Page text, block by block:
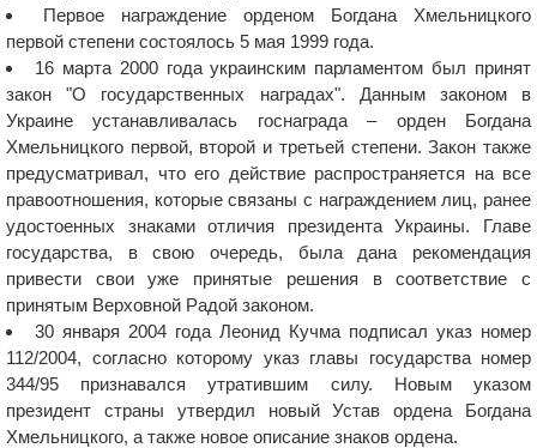
Первое награждение орденом Богдана Хмельницкого
первой степени состоялось 5 мая 1999 года.
16 марта 2000 года украинским парламентом был принят
закон "О государственных наградах". Данным законом в
Украине устанавливалась госнаграда – орден Богдана
Хмельницкого первой, второй и третьей степени. Закон также
предусматривал, что его действие распространяется на все
правоотношения, которые связаны с награждением лиц, ранее
удостоенных знаками отличия президента Украины. Главе
государства, в свою очередь, была дана рекомендация
привести свои уже принятые решения в соответствие с
принятым Верховной Радой законом.
30 января 2004 года Леонид Кучма подписал указ номер
112/2004, согласно которому указ главы государства номер
344/95 признавался утратившим силу. Новым указом
президент страны утвердил новый Устав ордена Богдана
Хмельницкого, а также новое описание знаков ордена.